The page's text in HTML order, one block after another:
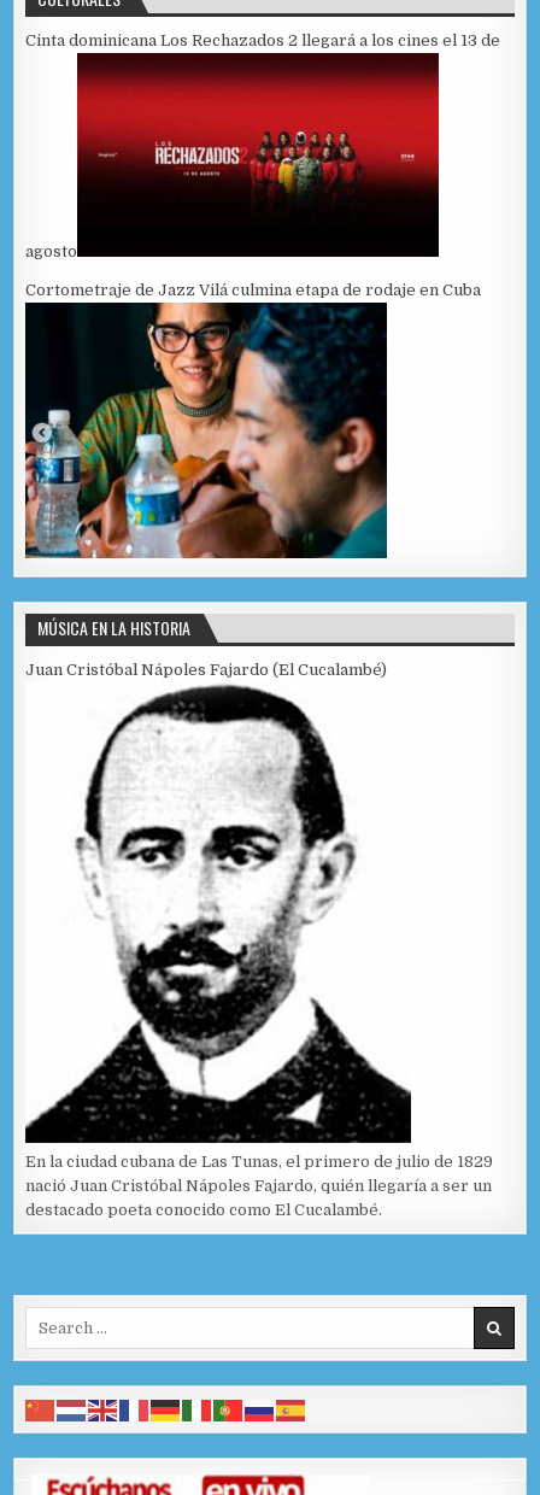
Cinta dominicana Los Rechazados 2 llegará a los cines el 13 de
agosto
Cortometraje de Jazz Vilá culmina etapa de rodaje en Cuba
MÚSICA EN LA HISTORIA
Juan Cristóbal Nápoles Fajardo (El Cucalambé)
En la ciudad cubana de Las Tunas, el primero de julio de 1829
nació Juan Cristóbal Nápoles Fajardo, quién llegaría a ser un
destacado poeta conocido como El Cucalambé.
Search for: